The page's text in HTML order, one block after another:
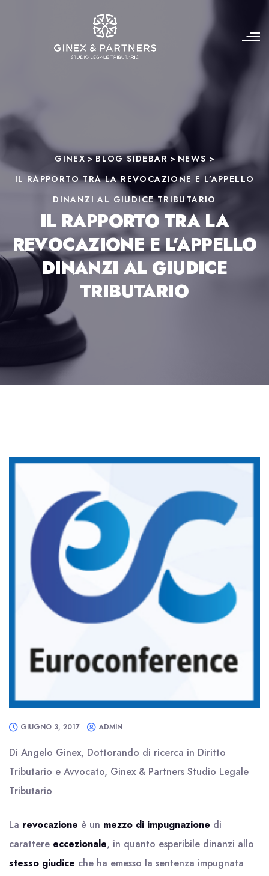
GINEX>BLOG SIDEBAR > NEWS >
IL RAPPORTO TRA LA REVOCAZIONE E L’APPELLO
DINANZI AL GIUDICE TRIBUTARIO
IL RAPPORTO TRA LA
REVOCAZIONE E L’APPELLO
DINANZI AL GIUDICE
TRIBUTARIO
GIUGNO 3, 2017 ADMIN
Di Angelo Ginex, Dottorando di ricerca in Diritto
Tributario e Avvocato, Ginex & Partners Studio Legale
Tributario
La revocazione è un mezzo di impugnazione di
carattere eccezionale, in quanto esperibile dinanzi allo
stesso giudice che ha emesso la sentenza impugnata